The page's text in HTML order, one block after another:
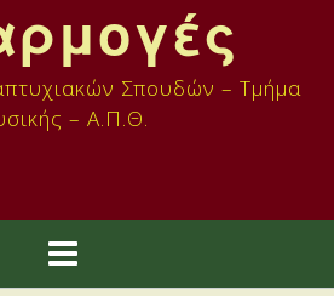
Σπουδών – Τμήμα
– Α.Π.Θ.